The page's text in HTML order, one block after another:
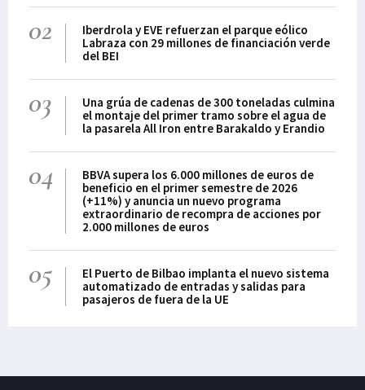
02
Iberdrola y EVE refuerzan el parque eólico
Labraza con 29 millones de financiación verde
del BEI
03
Una grúa de cadenas de 300 toneladas culmina
el montaje del primer tramo sobre el agua de
la pasarela All Iron entre Barakaldo y Erandio
04
BBVA supera los 6.000 millones de euros de
beneficio en el primer semestre de 2026
(+11%) y anuncia un nuevo programa
extraordinario de recompra de acciones por
2.000 millones de euros
05
El Puerto de Bilbao implanta el nuevo sistema
automatizado de entradas y salidas para
pasajeros de fuera de la UE